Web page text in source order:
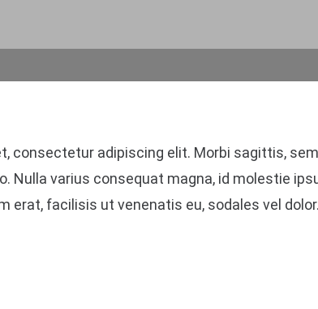
consectetur adipiscing elit. Morbi sagittis,
Nulla varius consequat magna, id molestie
erat, facilisis ut venenatis eu, sodales vel dolor.